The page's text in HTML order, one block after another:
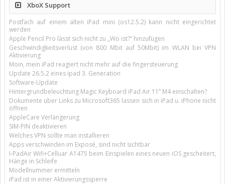
XboX Support
Postfach auf einem alten iPad mini (os12.5.2) kann nicht eingerichtet
werden
Apple Pencil Pro lässt sich nicht zu „Wo ist?“ hinzufügen
Geschwindigkeitsverlust (von 800 Mbit auf 50Mbit) im WLAN bei VPN
Aktivierung
Moin, mein iPad reagiert nicht mehr auf die fingersteuerung
Update 26.5.2 eines ipad 3. Generation
Software-Update
Hintergrundbeleuchtung Magic Keyboard iPad Air 11’’ M4 einschalten?
Dokumente über Links zu Microsoft365 lassen sich in iPad u. iPhone nicht
öffnen
AppleCare Verlängerung
SIM-PIN deaktivieren
Welches VPN sollte man installieren
Apps verschwinden im Exposé, sind nicht sichtbar
I-PadAir Wifi+Celluar A1475 beim Einspielen eines neuen iOS gescheitert,
Hänge in Schleife
Modellnummer ermitteln
iPad ist in einer Aktivierungssperre